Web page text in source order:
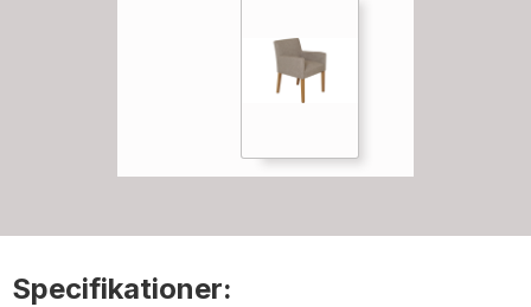
Specifikationer: